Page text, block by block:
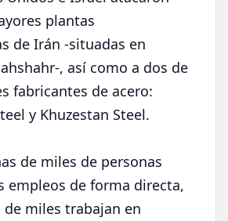
plantas
de Irán -situadas en
, así como a dos de
fabricantes de acero:
y Khuzestan Steel.
de miles de personas
empleos de forma directa,
miles trabajan en